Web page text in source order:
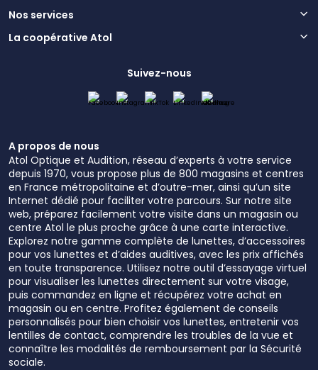
Nos services
La coopérative Atol
Suivez-nous
A propos de nous
Atol Optique et Audition, réseau d’experts à votre service
depuis 1970, vous propose plus de 800 magasins et centres
en France métropolitaine et d’outre-mer, ainsi qu’un site
Internet dédié pour faciliter votre parcours. Sur notre site
web, préparez facilement votre visite dans un magasin ou
centre Atol le plus proche grâce à une carte interactive.
Explorez notre gamme complète de lunettes, d’accessoires
pour vos lunettes et d’aides auditives, avec les prix affichés
en toute transparence. Utilisez notre outil d’essayage virtuel
pour visualiser les lunettes directement sur votre visage,
puis commandez en ligne et récupérez votre achat en
magasin ou en centre. Profitez également de conseils
personnalisés pour bien choisir vos lunettes, entretenir vos
lentilles de contact, comprendre les troubles de la vue et
connaître les modalités de remboursement par la Sécurité
sociale.